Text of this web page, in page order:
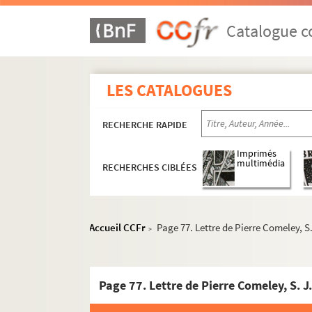
Catalogue
LES CATALOGUES
RECHERCHE RAPIDE
RECHERCHES CIBLÉES
Imprimés
multimédia
Accueil CCFr > Page 77. Lettre de Pierre Comeley,
2429. « Officia propria sanctorum ad usum
2430. « Ceremoniale proprium insignis